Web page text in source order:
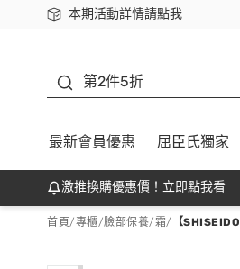
本期活動詳情請點我
下載app最高回饋$350
第2件5折
最新會員優惠 屈臣氏獨家
激推換購優惠價！立即點我看
首頁/專櫃/臉部保養/霜/ 【